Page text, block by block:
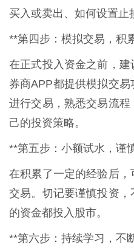
买入或卖出、如何设置止
**第四步：模拟交易，积
在正式投入资金之前，
券商APP都提供模拟交
进行交易，熟悉交易流
己的投资策略。
**第五步：小额试水，谨
在积累了一定的经验后
交易。切记要谨慎投资
的资金都投入股市。
**第六步：持续学习，不